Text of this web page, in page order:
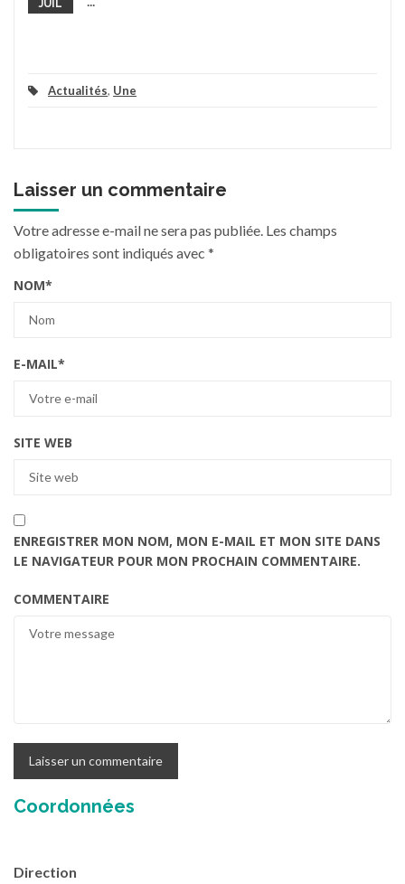
JUIL
Actualités, Une
Laisser un commentaire
Votre adresse e-mail ne sera pas publiée. Les champs
obligatoires sont indiqués avec *
NOM*
E-MAIL*
SITE WEB
ENREGISTRER MON NOM, MON E-MAIL ET MON SITE DANS
LE NAVIGATEUR POUR MON PROCHAIN COMMENTAIRE.
COMMENTAIRE
Coordonnées
Direction